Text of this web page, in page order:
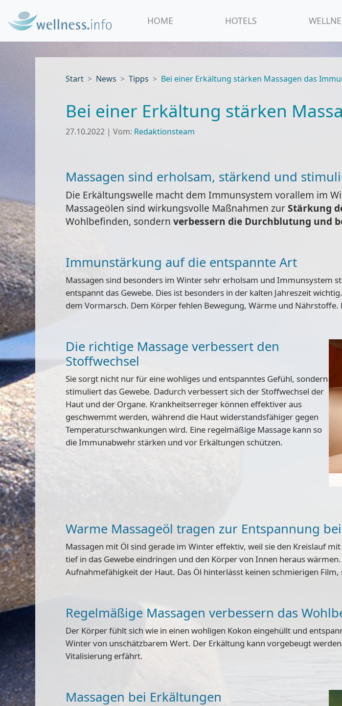
HOME HOTELS
Start News Tipps Bei einer Erkältung stärken Massagen das
Bei einer Erkältung stärken
27.10.2022 | Vom: Redaktionsteam
Massagen sind erholsam, stärkend und
Die Erkältungswelle macht dem Immunsystem vorallem im
Massageölen sind wirkungsvolle Maßnahmen zurStärkung
Wohlbefinden, sondern verbessern die Durchblutung und
Immunstärkung auf die entspannte Art
Massagen sind besonders im Winter sehr erholsam und Immunsystem
entspannt das Gewebe. Dies ist besonders in der kalten Jahreszeit
dem Vormarsch. Dem Körper fehlen Bewegung, Wärme und Nährstoffe.
Die richtige Massage verbessert den
Stoffwechsel
Sie sorgt nicht nur für eine wohliges und entspanntes Gefühl, sondern
stimuliert das Gewebe. Dadurch verbessert sich derStoffwechsel der
Haut und der Organe. Krankheitserreger können effektiver aus
geschwemmt werden, während die Haut widerstandsfähiger gegen
Temperaturschwankungen wird. Eine regelmäßige Massage kann so
die Immunabwehr stärken und vor Erkältungen schützen.
Warme Massageöl tragen zur Entspannung bei
Massagen mit Öl sind gerade im Winter effektiv, weil sie den Kreislauf
tief in das Gewebe eindringen und den Körper von Innen heraus
Aufnahmefähigkeitder Haut. Das Öl hinterlässt keinen schmierigen
Regelmäßige Massagen verbessern das
Der Körper fühlt sich wie in einen wohligen Kokon eingehüllt und
Winter von unschätzbarem Wert. Der Erkältung kann vorgebeugt
Vitalisierung erfährt.
Massagen bei Erkältungen